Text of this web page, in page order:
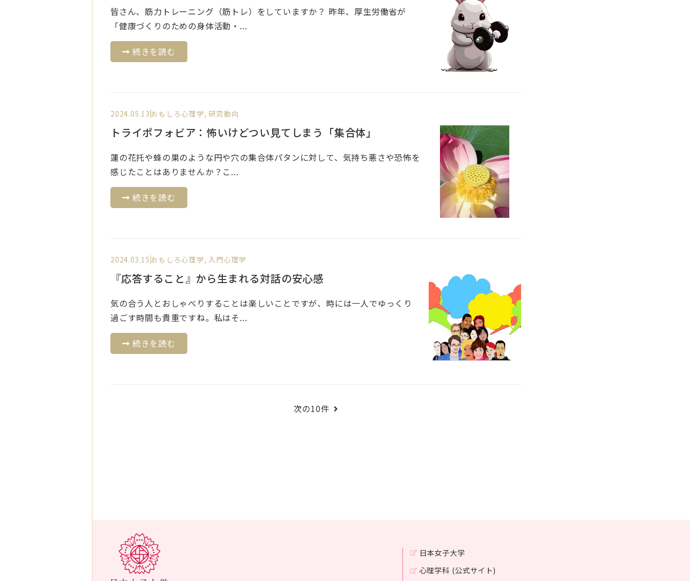
皆さん、筋力トレーニング（筋トレ）をしていますか？ 昨年、厚生労働省が
「健康づくりのための身体活動・...
続きを読む
2024.05.13 おもしろ心理学, 研究動向
トライポフォビア：怖いけどつい見てしまう「集合体」
蓮の花托や蜂の巣のような円や穴の集合体パタンに対して、気持ち悪さや恐怖を
感じたことはありませんか？こ...
続きを読む
2024.03.15 おもしろ心理学, 入門心理学
『応答すること』から生まれる対話の安心感
気の合う人とおしゃべりすることは楽しいことですが、時には一人でゆっくり
過ごす時間も貴重ですね。私はそ...
続きを読む
次の10件
日本女子大学
心理学科 (公式サイト)